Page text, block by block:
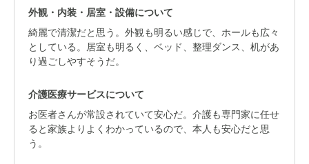
外観・内装・居室・設備について
綺麗で清潔だと思う。外観も明るい感じで、ホールも広々
としている。居室も明るく、ベッド、整理ダンス、机があ
り過ごしやすそうだ。
介護医療サービスについて
お医者さんが常設されていて安心だ。介護も専門家に任せ
ると家族よりよくわかっているので、本人も安心だと思
う。